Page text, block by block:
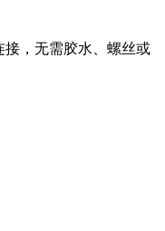
，无需胶水、螺丝或